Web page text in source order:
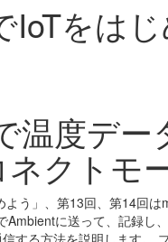
IoTをはじ
温度デ
クトモ
よう」、第13回、第14回
Ambientに送って、記録し
する方法を説明します。